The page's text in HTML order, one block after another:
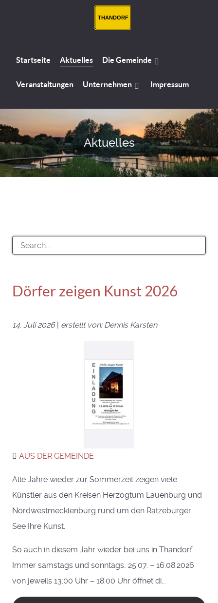
THANDORF
Startseite Aktuelles Die Gemeinde
Veranstaltungen Unternehmen Impressum
Aktuelles
Dörfer zeigen Kunst 2026
14. Juli 2026 erstellt von: Dennis Karsten
AUS DER GEMEINDE
Alle Jahre wieder zur Sommerzeit zeigen viele
Künstler aus den Kreisen Herzogtum Lauenburg und
Nordwestmecklenburg rund um den Ratzeburger
See Ihre Kunst.
So auch in diesem Jahr wieder bei uns in Thandorf.
Immer samstags und sonntags, 25.07. – 16.08.2026
von jeweils 13:00 Uhr – 18:00 Uhr öffnet di...